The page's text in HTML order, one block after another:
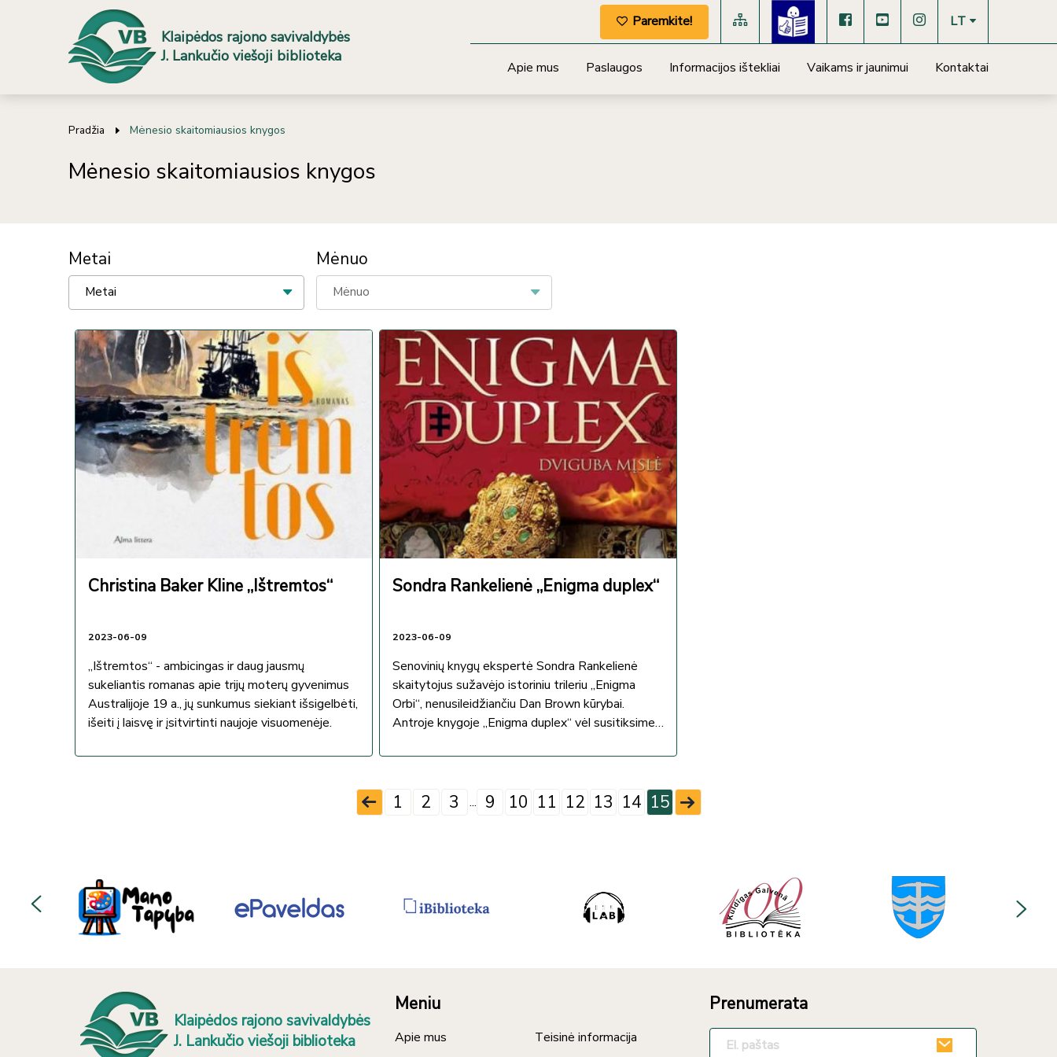
Klaipėdos rajono savivaldybės
J. Lankučio viešoji biblioteka
Paremkite! LT
Apie mus Paslaugos Informacijos ištekliai Vaikams ir jaunimui Kontaktai
Pradžia Mėnesio skaitomiausios knygos
Mėnesio skaitomiausios knygos
Metai
Metai
Mėnuo
Mėnuo
Christina Baker Kline „Ištremtos“
2023-06-09
„Ištremtos“ - ambicingas ir daug jausmų
sukeliantis romanas apie trijų moterų gyvenimus
Australijoje 19 a., jų sunkumus siekiant išsigelbėti,
išeiti į laisvę ir įsitvirtinti naujoje visuomenėje.
Sondra Rankelienė „Enigma duplex“
2023-06-09
Senovinių knygų ekspertė Sondra Rankelienė
skaitytojus sužavėjo istoriniu trileriu „Enigma
Orbi“, nenusileidžiančiu Dan Brown kūrybai.
Antroje knygoje „Enigma duplex“ vėl susitiksime
žmogžudysčių tyrimą.
1 2 3 ... 9 10 11 12 13 14 15
Klaipėdos rajono savivaldybės
J. Lankučio viešoji biblioteka
Meniu
Apie mus
Teisinė informacija
Prenumerata